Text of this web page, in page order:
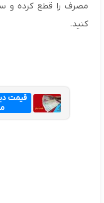
مصرف را قطع کرده و
کنید.